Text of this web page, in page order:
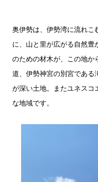
奥伊勢は、伊勢湾に流れこ
に、山と里が広がる自然
のための材木が、この地か
道、伊勢神宮の別宮である
が深い土地。またユネスコ
な地域です。